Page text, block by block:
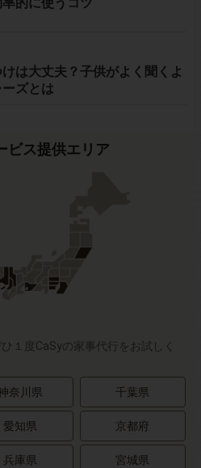
は大丈夫？子供がよく聞くよ
ズとは
ビス提供エリア
１度CaSyの家事代行をお試しく
奈川県 千葉県
愛知県 京都府
兵庫県 宮城県